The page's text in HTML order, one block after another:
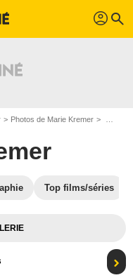
profil search
Photos de Marie Kremer
Top films/séries